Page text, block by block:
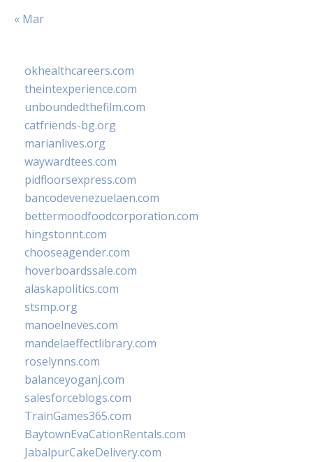
« Mar
okhealthcareers.com
theintexperience.com
unboundedthefilm.com
catfriends-bg.org
marianlives.org
waywardtees.com
pidfloorsexpress.com
bancodevenezuelaen.com
bettermoodfoodcorporation.com
hingstonnt.com
chooseagender.com
hoverboardssale.com
alaskapolitics.com
stsmp.org
manoelneves.com
mandelaeffectlibrary.com
roselynns.com
balanceyoganj.com
salesforceblogs.com
TrainGames365.com
BaytownEvaCationRentals.com
JabalpurCakeDelivery.com